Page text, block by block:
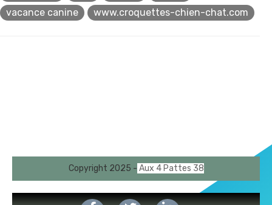
vacance canine
www.croquettes-chien-chat.com
Copyright 2025 - Aux 4 Pattes 38